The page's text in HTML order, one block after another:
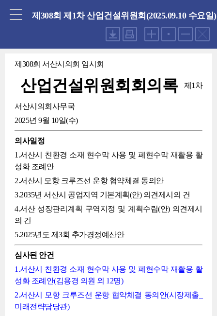
제308회 제1차 산업건설위원회(2025.09.10 수요일)
제308회 서산시의회 임시회
산업건설위원회회의록 제1차
서산시의회사무국
2025년 9월 10일(수)
의사일정
1.서산시 친환경 소재 현수막 사용 및 폐현수막 재활용 활
성화 조례안
2.서산시 모항 크루즈선 운항 협약체결 동의안
3.2035년 서산시 공업지역 기본계획(안) 의견제시의 건
4.서산 성장관리계획 구역지정 및 계획수립(안) 의견제시
의 건
5.2025년도 제3회 추가경정예산안
심사된 안건
1.서산시 친환경 소재 현수막 사용 및 폐현수막 재활용 활
성화 조례안(김용경 의원 외 12명)
2.서산시 모항 크루즈선 운항 협약체결 동의안(시장제출_
미래전략담당관)